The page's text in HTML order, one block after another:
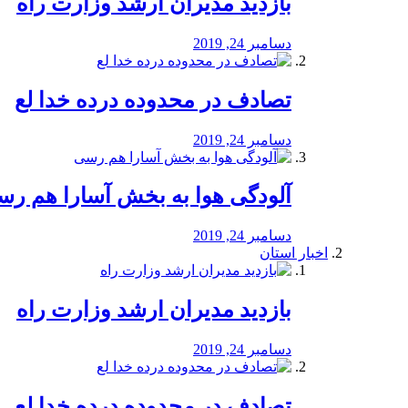
دسامبر 24, 2019
تصادف در محدوده درده خدا لع
دسامبر 24, 2019
آلودگی هوا به بخش آسارا هم
دسامبر 24, 2019
اخبار استان
بازدید مدیران ارشد وزارت راه
دسامبر 24, 2019